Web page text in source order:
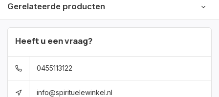
Gerelateerde producten
Heeft u een vraag?
0455113122
info@spirituelewinkel.nl